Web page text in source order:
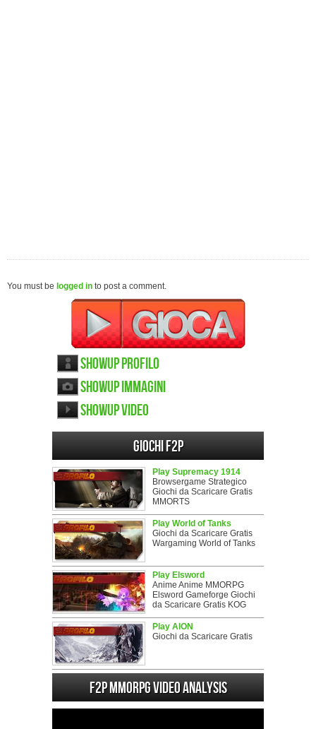
You must be logged in to post a comment.
ShowUp Profilo
ShowUp immagini
ShowUp video
Giochi F2P
Play Supremacy 1914
Browsergame Strategico
Giochi da Scaricare Gratis
MMORTS
Play World of Tanks
Giochi da Scaricare Gratis
Wargaming World of Tanks
Play Elsword
Anime Anime MMORPG
Elsword Gameforge Giochi
da Scaricare Gratis KOG
Play AION
Giochi da Scaricare Gratis
F2P MMORPG Video analysis